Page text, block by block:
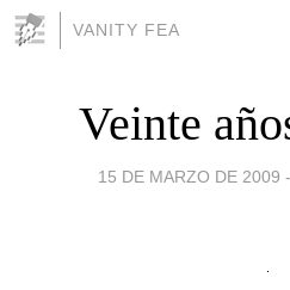
VANITY FEA
Veinte
15 DE MARZO DE 2009